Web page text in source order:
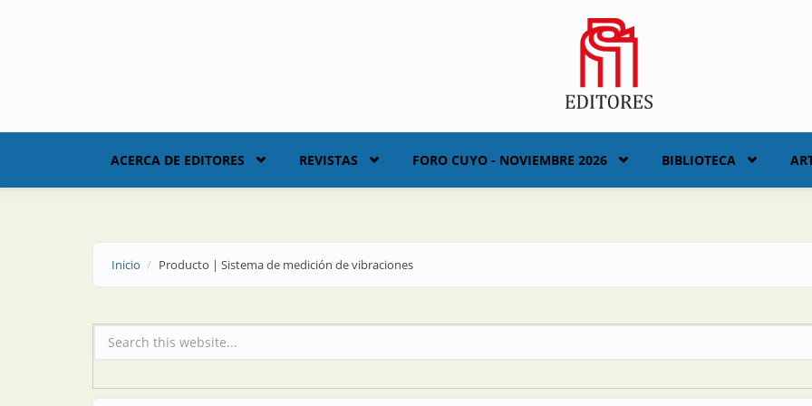
ACERCA DE EDITORES REVISTAS FORO CUYO - NOVIEMBRE 2026 BIBLIOTECA
Inicio Producto | Sistema de medición de vibraciones
Formulario de búsqueda